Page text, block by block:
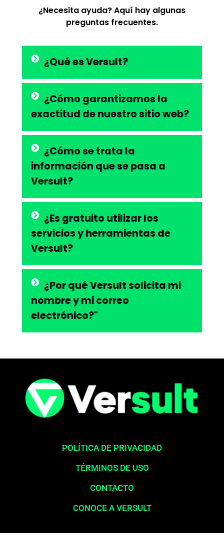
¿Necesita ayuda? Aquí hay algunas
preguntas frecuentes.
¿Qué es Versult?
¿Cómo garantizamos la
exactitud de nuestro sitio web?
¿Cómo se trata la
información que se pasa a
Versult?
¿Es gratuito utilizar los
servicios y herramientas de
Versult?
¿Por qué Versult solicita mi
nombre y mi correo
electrónico?"
POLÍTICA DE PRIVACIDAD
TÉRMINOS DE USO
CONTACTO
CONOCE A VERSULT